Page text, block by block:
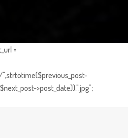
=
>post_date)).".jpg";